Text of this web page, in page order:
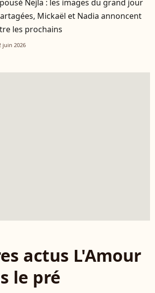
Nejla : les images du grand jour
Mickaël et Nadia annoncent
les prochains
juin 2026
actus L'Amour
le pré